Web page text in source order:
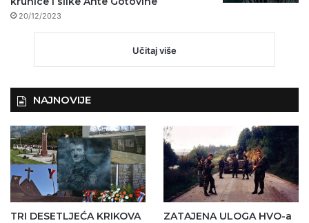
20/12/2023
Učitaj više
NAJNOVIJE
TRI DESETLJEĆA KRIKOVA
ZATAJENA ULOGA HVO-a